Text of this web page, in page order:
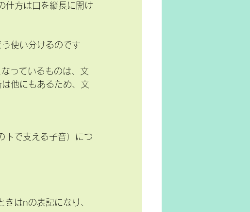
仕方は口を縦長に開け
使い分けるのです
っているものは、文
他にもあるため、文
下で支える子音）につ
はnの表記になり、